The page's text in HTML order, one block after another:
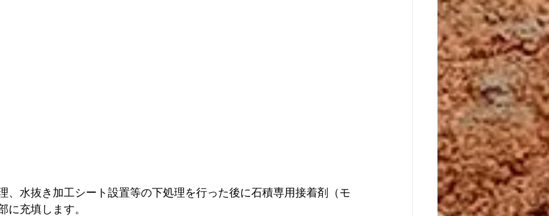
、水抜き加工シート設置等の下処理を行った後に石積専用接着剤（モ
に充填します。